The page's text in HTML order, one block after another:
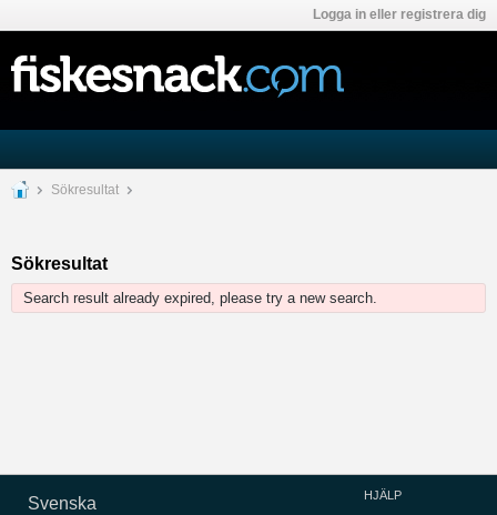
Logga in eller registrera dig
Sökresultat
Sökresultat
Search result already expired, please try a new search.
Svenska HJÄLP